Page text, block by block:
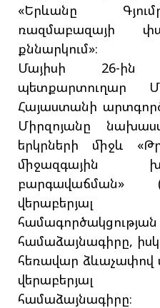
«Երևանը
ռազմաբազայի
քննարկում»։
Մայիսի 26-
պետքարտուղար
Հայաստանի
Միրզոյանը
երկրների միջև
միջազգային
բարգավաճման»
վերաբերյալ
համաձայնագիրը, իսկ
հեռավար ձևաչափով
վերաբերյալ
համաձայնագիրը։